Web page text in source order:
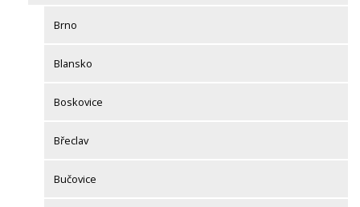
Brno
Blansko
Boskovice
Břeclav
Bučovice